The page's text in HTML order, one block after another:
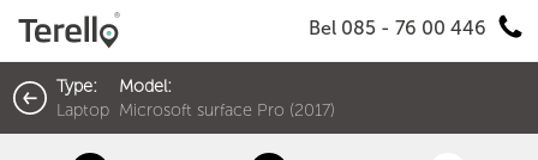
Bel 085 - 76 00 446
Type:
Laptop
Model:
Microsoft surface Pro (2017)